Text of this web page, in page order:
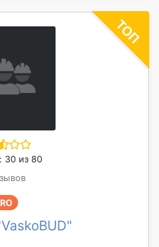
30 из 80